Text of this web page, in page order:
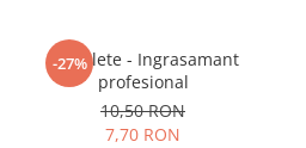
-27%
5 Tablete - Ingrasamant
profesional
10,50 RON
7,70 RON